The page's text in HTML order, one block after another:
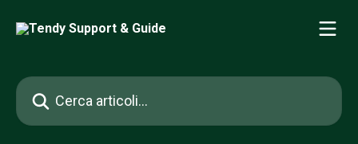
Cerca articoli…